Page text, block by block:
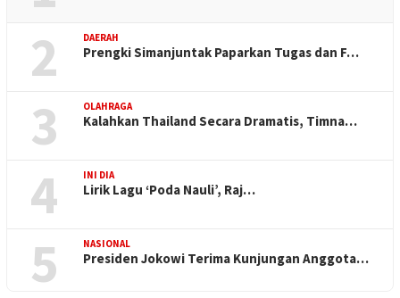
2 DAERAH
Prengki Simanjuntak Paparkan Tugas dan F…
3 OLAHRAGA
Kalahkan Thailand Secara Dramatis, Timna…
4 INI DIA
Lirik Lagu ‘Poda Nauli’, Raj…
5 NASIONAL
Presiden Jokowi Terima Kunjungan Anggota…